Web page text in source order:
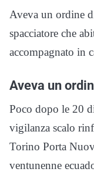
Aveva un ordine
spacciatore che
accompagnato in
Aveva un
Poco dopo le 20
vigilanza scalo
Torino Porta
ventunenne